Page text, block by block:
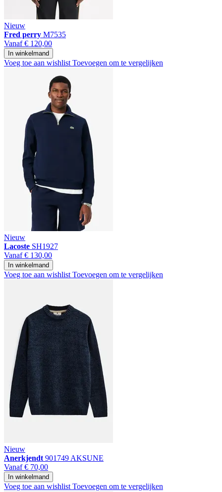
Nieuw
Fred perry M7535
Vanaf € 120,00
In winkelmand
Voeg toe aan wishlist Toevoegen om te vergelijken
Nieuw
Lacoste SH1927
Vanaf € 130,00
In winkelmand
Voeg toe aan wishlist Toevoegen om te vergelijken
Nieuw
Anerkjendt 901749 AKSUNE
Vanaf € 70,00
In winkelmand
Voeg toe aan wishlist Toevoegen om te vergelijken